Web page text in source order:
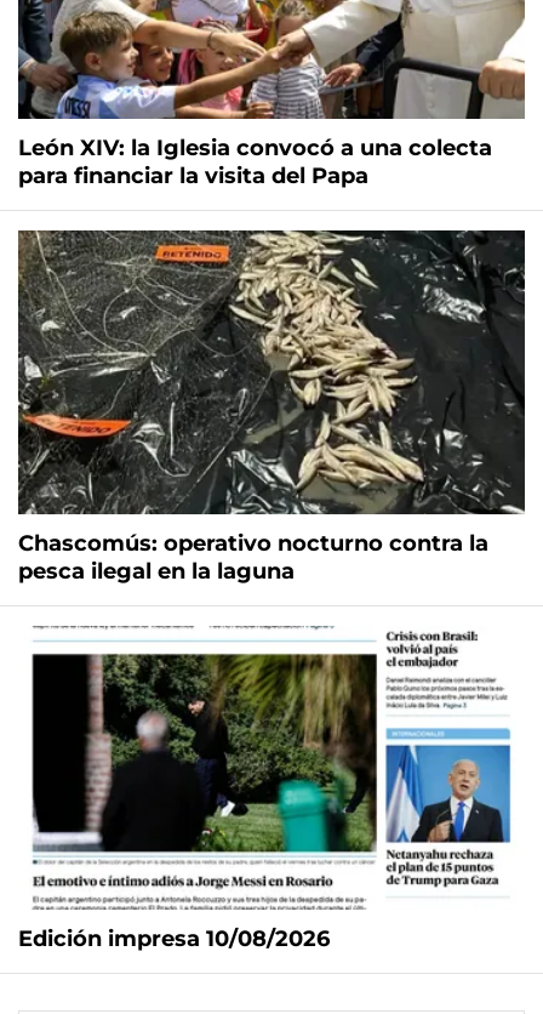
León XIV: la Iglesia convocó a una colecta
para financiar la visita del Papa
Chascomús: operativo nocturno contra la
pesca ilegal en la laguna
Edición impresa 10/08/2026